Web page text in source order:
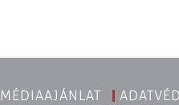
MÉDIAAJÁNLAT